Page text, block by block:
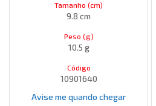
Tamanho (cm)
9.8 cm
Peso (g)
10.5 g
Código
10901640
Avise me quando chegar